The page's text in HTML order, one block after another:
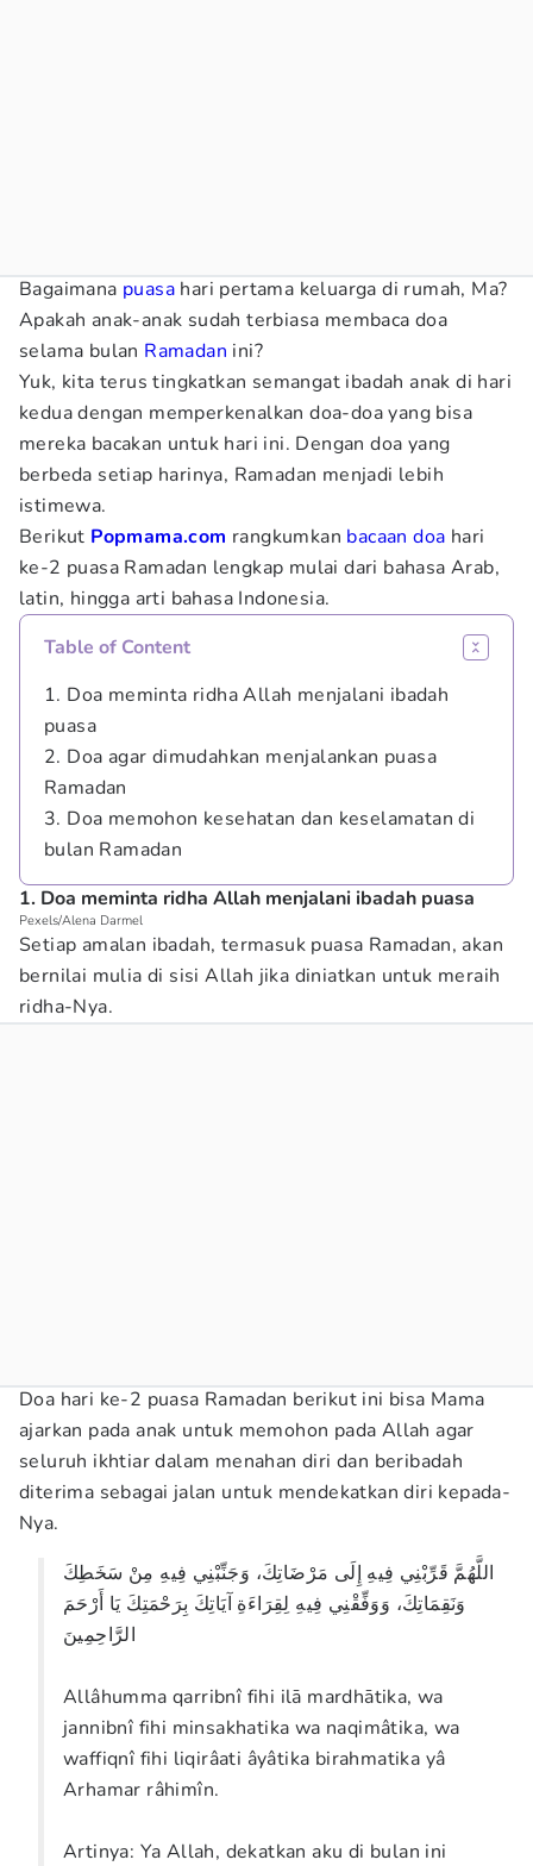
Bagaimana puasa hari pertama keluarga di rumah, Ma?
Apakah anak-anak sudah terbiasa membaca doa
selama bulan Ramadan ini?
Yuk, kita terus tingkatkan semangat ibadah anak di hari
kedua dengan memperkenalkan doa-doa yang bisa
mereka bacakan untuk hari ini. Dengan doa yang
berbeda setiap harinya, Ramadan menjadi lebih
istimewa.
Berikut Popmama.com rangkumkan bacaan doa hari
ke-2 puasa Ramadan lengkap mulai dari bahasa Arab,
latin, hingga arti bahasa Indonesia.
Table of Content
1. Doa meminta ridha Allah menjalani ibadah
puasa
2. Doa agar dimudahkan menjalankan puasa
Ramadan
3. Doa memohon kesehatan dan keselamatan di
bulan Ramadan
1. Doa meminta ridha Allah menjalani ibadah puasa
Pexels/Alena Darmel
Setiap amalan ibadah, termasuk puasa Ramadan, akan
bernilai mulia di sisi Allah jika diniatkan untuk meraih
ridha-Nya.
Doa hari ke-2 puasa Ramadan berikut ini bisa Mama
ajarkan pada anak untuk memohon pada Allah agar
seluruh ikhtiar dalam menahan diri dan beribadah
diterima sebagai jalan untuk mendekatkan diri kepada-
Nya.
اللَّهُمَّ قَرِّبْنِي فِيهِ إِلَى مَرْضَاتِكَ، وَجَنِّبْنِي فِيهِ مِنْ سَخَطِكَ
وَنَقِمَاتِكَ، وَوَفِّقْنِي فِيهِ لِقِرَاءَةِ آيَاتِكَ بِرَحْمَتِكَ يَا أَرْحَمَ
الرَّاحِمِينَ
Allâhumma qarribnî fihi ilā mardhātika, wa
jannibnî fihi minsakhatika wa naqimâtika, wa
waffiqnî fihi liqirâati âyâtika birahmatika yâ
Arhamar râhimîn.
Artinya: Ya Allah, dekatkan aku di bulan ini